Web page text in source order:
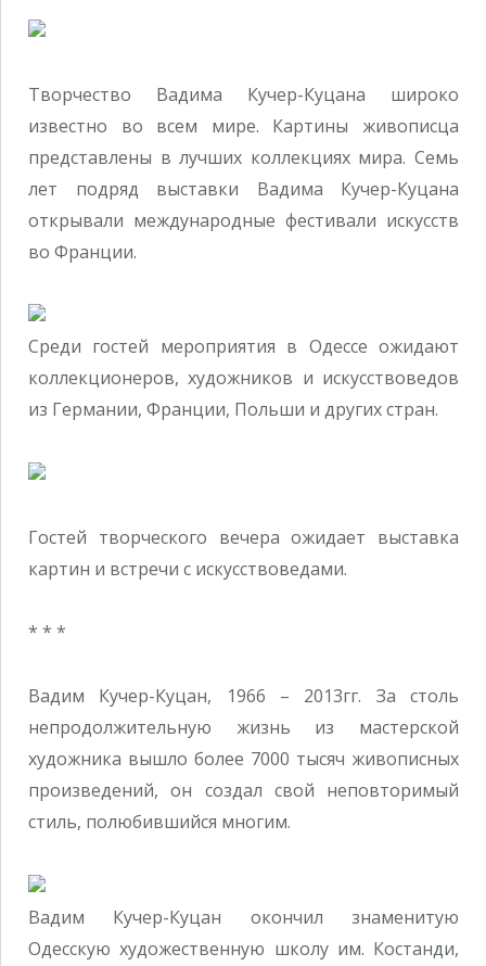
Творчество Вадима Кучер-Куцана широко
известно во всем мире. Картины живописца
представлены в лучших коллекциях мира. Семь
лет подряд выставки Вадима Кучер-Куцана
открывали международные фестивали искусств
во Франции.
Среди гостей мероприятия в Одессе ожидают
коллекционеров, художников и искусствоведов
из Германии, Франции, Польши и других стран.
Гостей творческого вечера ожидает выставка
картин и встречи с искусствоведами.
* * *
Вадим Кучер-Куцан, 1966 – 2013гг. За столь
непродолжительную жизнь из мастерской
художника вышло более 7000 тысяч живописных
произведений, он создал свой неповторимый
стиль, полюбившийся многим.
Вадим Кучер-Куцан окончил знаменитую
Одесскую художественную школу им. Костанди,